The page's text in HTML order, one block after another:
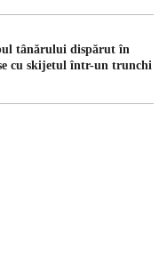
tânărului dispărut în
cu skijetul într-un trunchi